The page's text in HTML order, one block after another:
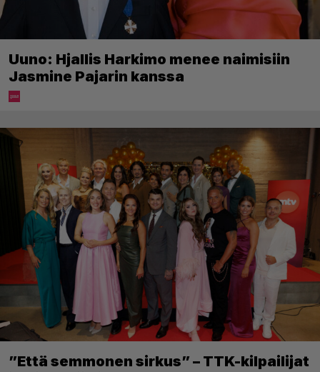
Uuno: Hjallis Harkimo menee naimisiin
Jasmine Pajarin kanssa
”Että semmonen sirkus” – TTK-kilpailijat